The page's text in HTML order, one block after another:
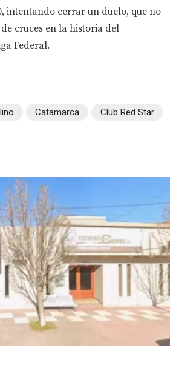
intentando cerrar un duelo, que no
cruces en la historia del
Federal.
Catamarca Club Red Star